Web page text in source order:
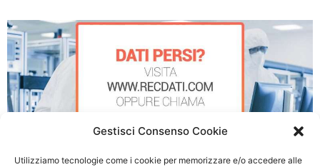
Gestisci Consenso Cookie
Utilizziamo tecnologie come i cookie per memorizzare e/o accedere alle